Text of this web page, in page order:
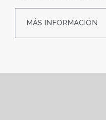
MÁS INFORMACIÓN